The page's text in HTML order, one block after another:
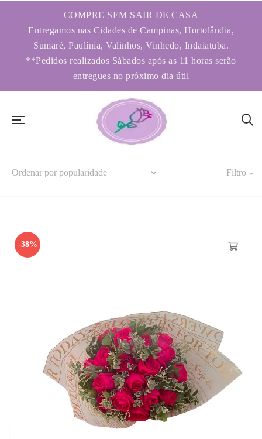
COMPRE SEM SAIR DE CASA
Entregamos nas Cidades de Campinas, Hortolândia,
Sumaré, Paulínia, Valinhos, Vinhedo, Indaiatuba.
**Pedidos realizados Sábados após as 11 horas serão
entregues no próximo dia útil
Filtro
-38%